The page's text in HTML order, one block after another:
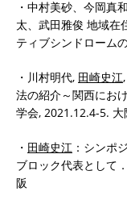
・中村美砂、今岡真
太、武田雅俊 地域在
ティブシンドローム
・川村明代, 田崎史江
法の紹介～関西にお
学会, 2021.12.4-5. 大
・ 田崎史江 ：シンポ
ブロック代表として
阪